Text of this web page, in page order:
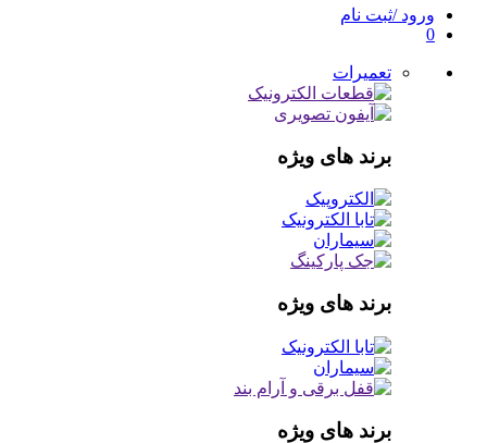
ورود /ثبت نام
0
تعمیرات
برند های ویژه
برند های ویژه
برند های ویژه